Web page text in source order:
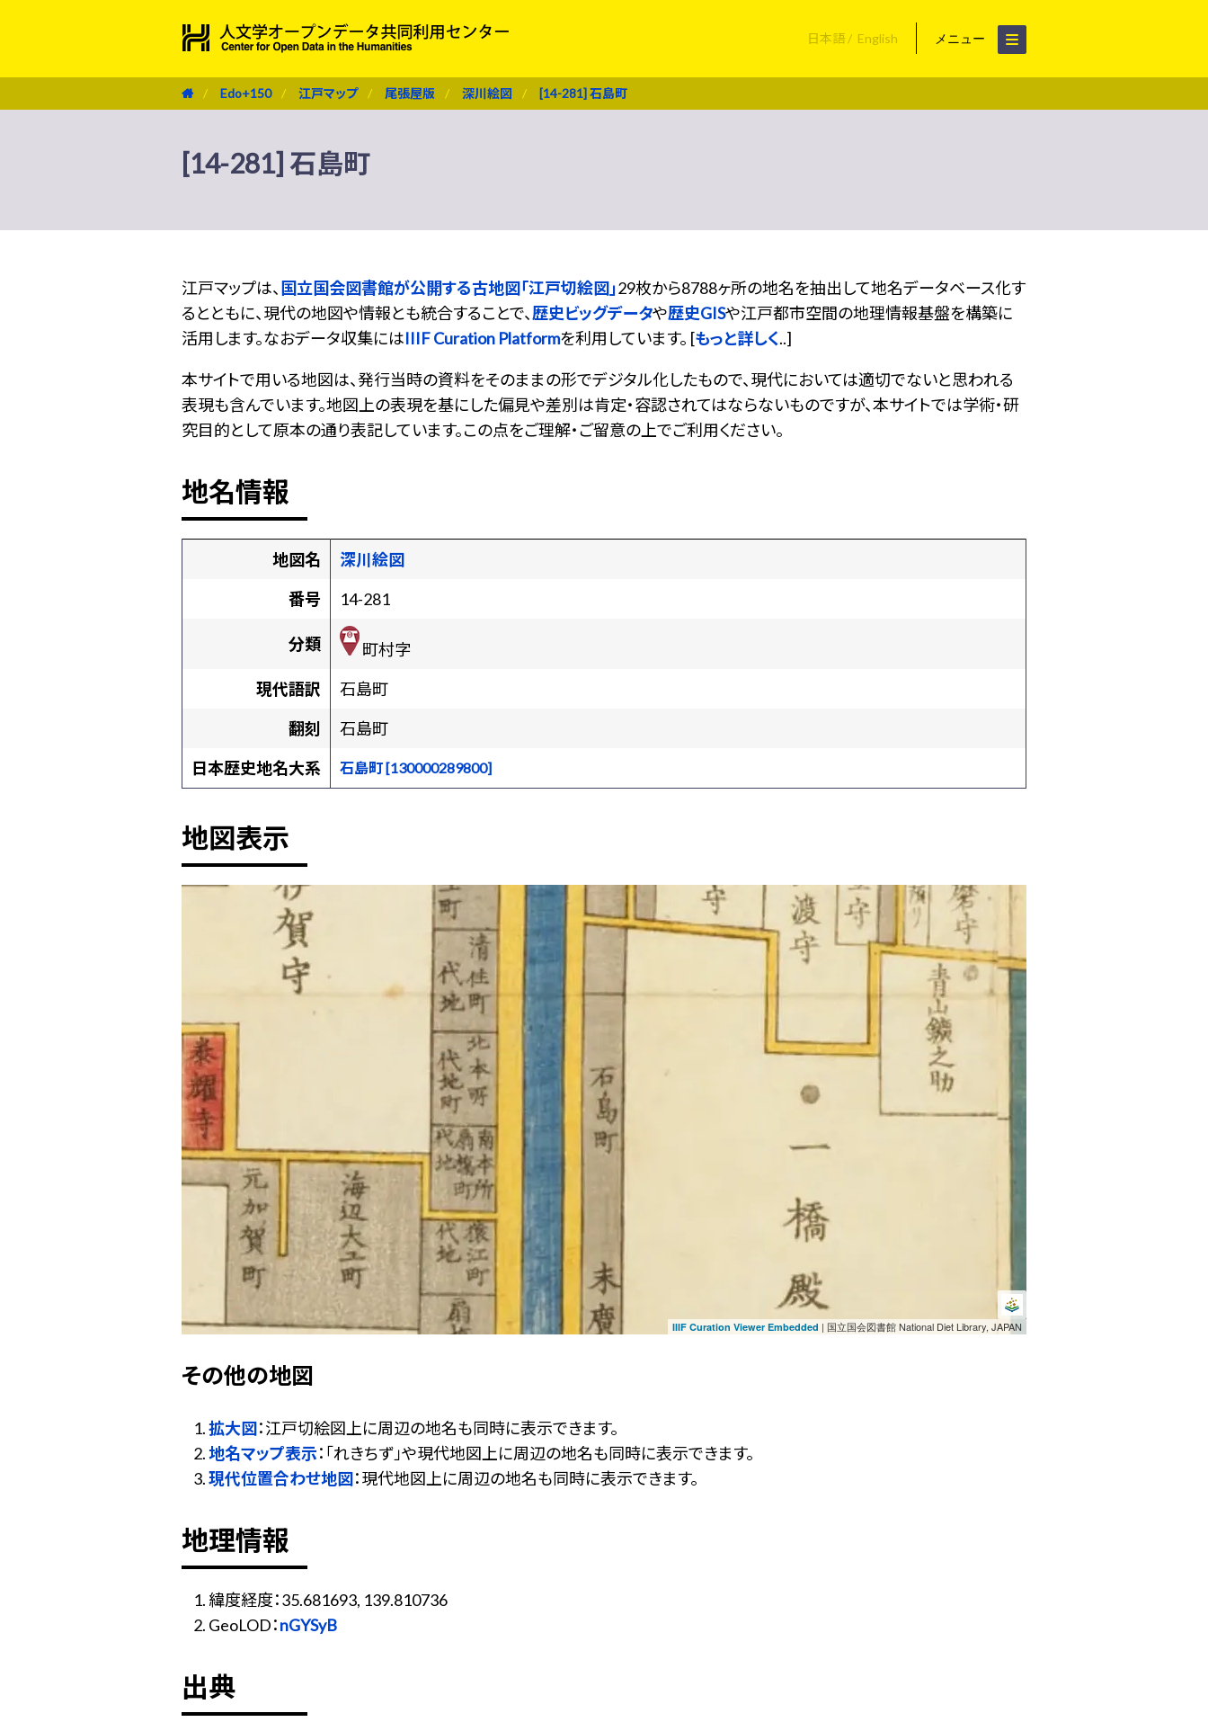
日本語 English メニュー
Edo+150 江戸マップ 尾張屋版 深川絵図 [14-281] 石島町
[14-281] 石島町
江戸マップは、 国立国会図書館が公開する古地図「江戸切絵図」29枚から8788ヶ所の地名を抽出して地名データベース化す
るとともに、現代の地図や情報とも統合することで、歴史ビッグデータや歴史GISや江戸都市空間の地理情報基盤を構築に
活用します。なおデータ収集にはIIIF Curation Platformを利用しています。 [もっと詳しく..]
本サイトで用いる地図は、発行当時の資料をそのままの形でデジタル化したもので、現代においては適切でないと思われる
表現も含んでいます。地図上の表現を基にした偏見や差別は肯定・容認されてはならないものですが、本サイトでは学術・研
究目的として原本の通り表記しています。この点をご理解・ご留意の上でご利用ください。
地名情報
地図名
深川絵図
番号
14-281
分類
町村字
現代語訳
石島町
翻刻
石島町
日本歴史地名大系
石島町 [130000289800]
地図表示
IIIF Curation Viewer Embedded | 国立国会図書館 National Diet Library, JAPAN
その他の地図
拡大図：江戸切絵図上に周辺の地名も同時に表示できます。
地名マップ表示：「れきちず」や現代地図上に周辺の地名も同時に表示できます。
現代位置合わせ地図：現代地図上に周辺の地名も同時に表示できます。
地理情報
緯度経度：35.681693, 139.810736
GeoLOD：nGYSyB
出典